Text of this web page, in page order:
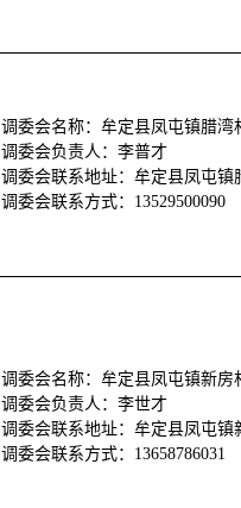
调委会名称：牟定县凤屯镇腊湾
调委会负责人：李普才
调委会联系地址：牟定县凤屯镇
调委会联系方式：13529500090
调委会名称：牟定县凤屯镇新房
调委会负责人：李世才
调委会联系地址：牟定县凤屯镇
调委会联系方式：13658786031